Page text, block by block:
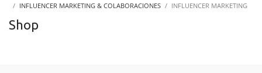
INFLUENCER MARKETING & COLABORACIONES
INFLUENCER MARKETING
Shop